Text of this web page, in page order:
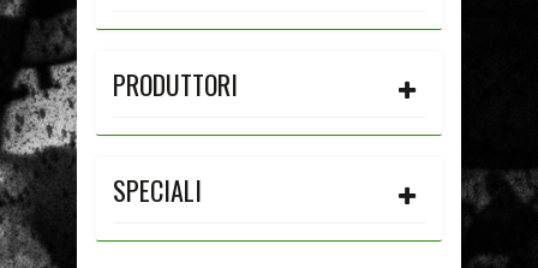
PRODUTTORI
SPECIALI